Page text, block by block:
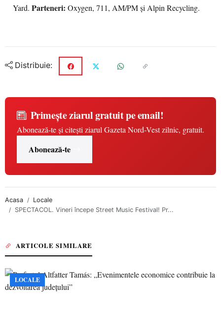
Yard. Parteneri: Oxygen, 711, AM/PM și Alpin Recycling.
Distribuie:
Primește ziarul gratuit pe email!
Abonează-te și citești ziarul Gazeta Nord-Vest zilnic, gratuit.
Abonează-te
Acasa
Locale
SPECTACOL. Vineri începe Street Music Festival! Pr...
ARTICOLE SIMILARE
LOCALE